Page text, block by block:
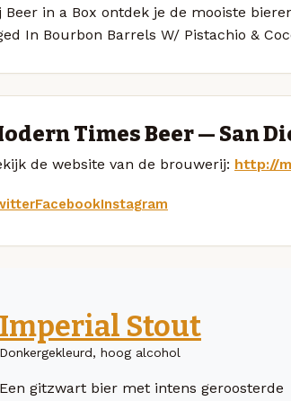
Beer in a Box ontdek je de mooiste
In Bourbon Barrels W/ Pistachio &
Times Beer — San
de website van de brouwerij: http://
FacebookInstagram
Imperial Stout
Donkergekleurd, hoog alcohol
Een gitzwart bier met intens geroosterde